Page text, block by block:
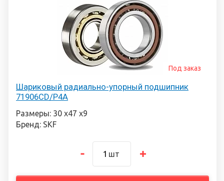
Шариковый радиально-упорный подшипник
71906CD/P4A
Под заказ
Размеры: 30 х47 х9
Бренд: SKF
шт